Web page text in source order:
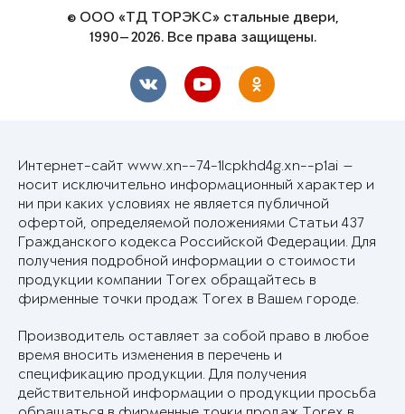
© ООО «ТД ТОРЭКС» стальные двери,
1990—2026. Все права защищены.
Интернет-сайт www.xn--74-1lcpkhd4g.xn--p1ai —
носит исключительно информационный характер и
ни при каких условиях не является публичной
офертой, определяемой положениями Статьи 437
Гражданского кодекса Российской Федерации. Для
получения подробной информации о стоимости
продукции компании Torex обращайтесь в
фирменные точки продаж Torex в Вашем городе.
Производитель оставляет за собой право в любое
время вносить изменения в перечень и
спецификацию продукции. Для получения
действительной информации о продукции просьба